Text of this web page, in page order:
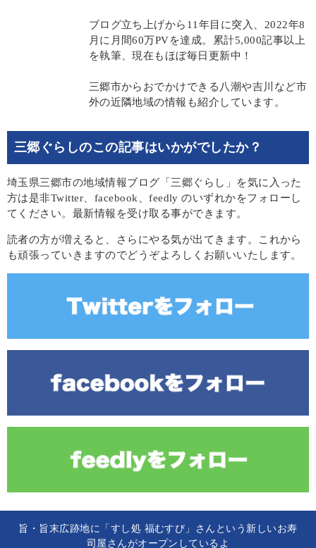
ブログ立ち上げから11年目に突入、2022年8
月に月間60万PVを達成。累計5,000記事以上
を執筆、現在もほぼ毎日更新中！
三郷市からおでかけできる八潮や吉川など市
外の近隣地域の情報も紹介しています。
三郷ぐらしのこの記事はいかがでしたか？
埼玉県三郷市の地域情報ブログ「三郷ぐらし」を気に入った
方は是非Twitter、facebook、feedly のいずれかをフォローし
てください。最新情報を受け取る事ができます。
読者の方が増えると、さらにやる気が出てきます。これから
も頑張っていきますのでどうぞよろしくお願いいたします。
旨・旨末広跡地に「すし処 福むすび」さんという新しいお寿
司屋さんがオープンしているよ